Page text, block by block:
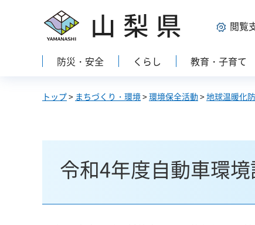
山梨県 閲覧
防災・安全 くらし 教育・子育て
トップ> まちづくり・環境>環境保全活動 >地球温暖化
令和4年度自動車環